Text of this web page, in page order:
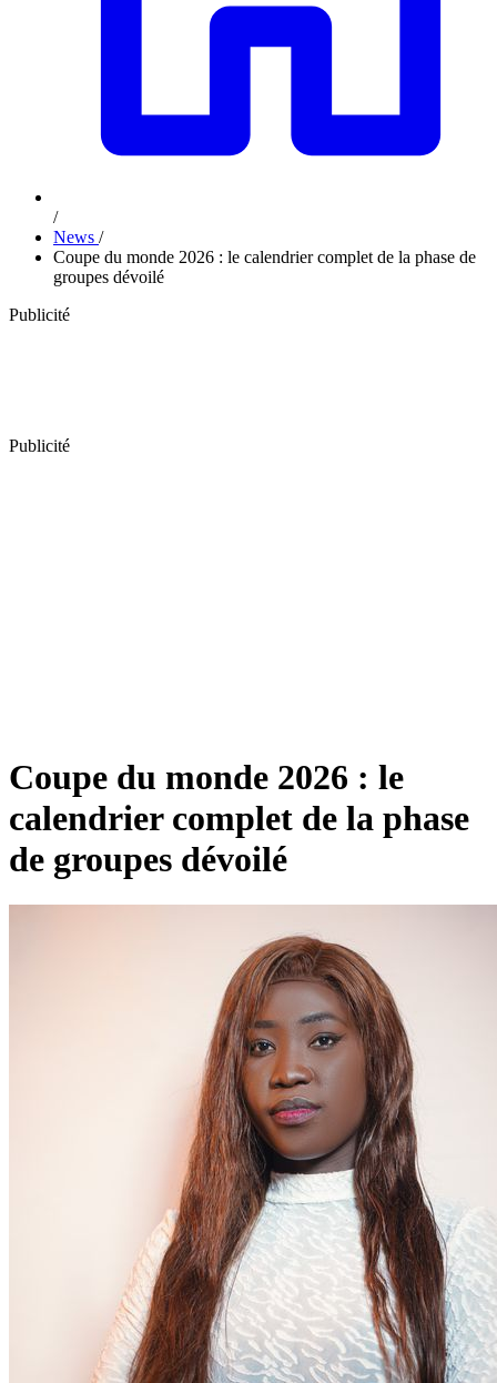
/
News /
Coupe du monde 2026 : le calendrier complet de la phase de
groupes dévoilé
Publicité
Publicité
Coupe du monde 2026 : le
calendrier complet de la phase
de groupes dévoilé